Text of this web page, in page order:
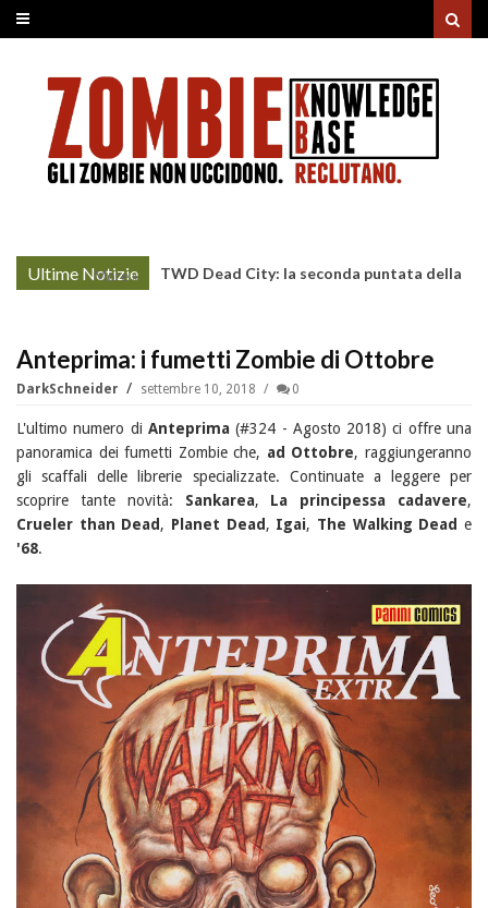
Ultime Notizie
More »
TWD Dead City: la seconda puntata della
Anteprima: i fumetti Zombie di Ottobre
DarkSchneider settembre 10, 2018 0
L'ultimo numero di Anteprima(#324 - Agosto 2018) ci offre una
panoramica dei fumetti Zombie che, ad Ottobre, raggiungeranno
gli scaffali delle librerie specializzate. Continuate a leggere per
scoprire tante novità: Sankarea, La principessa cadavere,
Crueler than Dead, Planet Dead, Igai, The Walking Dead e
'68.